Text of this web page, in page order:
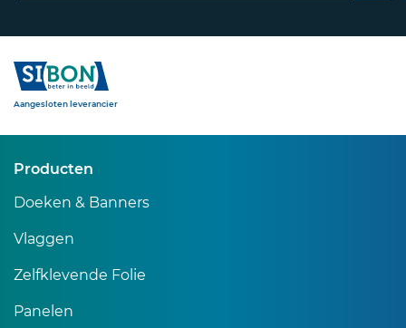
Sibon
Aangesloten leverancier
Producten
Doeken & Banners
Vlaggen
Zelfklevende Folie
Panelen